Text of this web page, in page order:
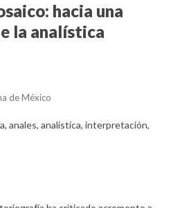
hacia una
la analística
de México
anales, analística, interpretación,